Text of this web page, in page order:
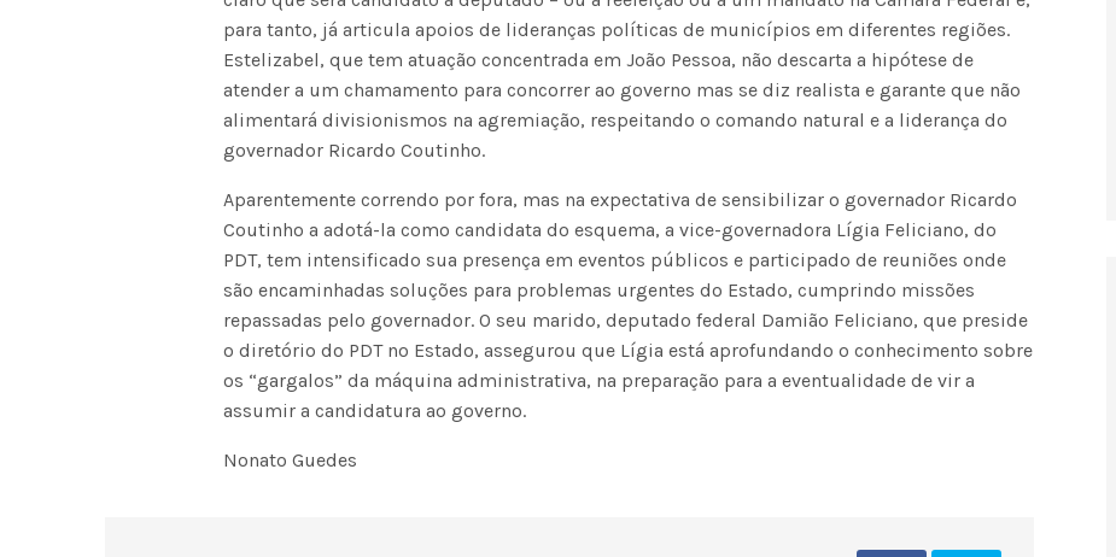
para tanto, já articula apoios de lideranças políticas de municípios em diferentes regiões.
Estelizabel, que tem atuação concentrada em João Pessoa, não descarta a hipótese de
atender a um chamamento para concorrer ao governo mas se diz realista e garante que não
alimentará divisionismos na agremiação, respeitando o comando natural e a liderança do
governador Ricardo Coutinho.
Aparentemente correndo por fora, mas na expectativa de sensibilizar o governador Ricardo
Coutinho a adotá-la como candidata do esquema, a vice-governadora Lígia Feliciano, do
PDT, tem intensificado sua presença em eventos públicos e participado de reuniões onde
são encaminhadas soluções para problemas urgentes do Estado, cumprindo missões
repassadas pelo governador. O seu marido, deputado federal Damião Feliciano, que preside
o diretório do PDT no Estado, assegurou que Lígia está aprofundando o conhecimento sobre
os “gargalos” da máquina administrativa, na preparação para a eventualidade de vir a
assumir a candidatura ao governo.
Nonato Guedes
Fátima Silva lança livro sobre a história
do rádio campinense no próximo dia 10